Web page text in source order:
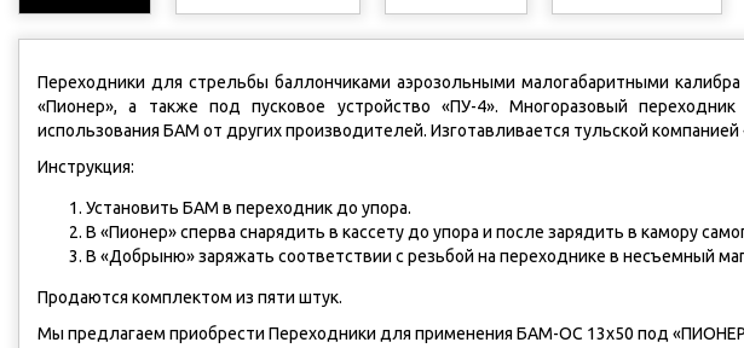
Переходники для стрельбы баллончиками аэрозольными малогабаритными
«Пионер», а также под пусковое устройство «ПУ-4». Многоразовый
использования БАМ от других производителей. Изготавливается тульской компанией
Инструкция:
Установить БАМ в переходник до упора.
В «Пионер» сперва снарядить в кассету до упора и после зарядить в камору
В «Добрыню» заряжать соответствии с резьбой на переходнике в несъемный
Продаются комплектом из пяти штук.
Мы предлагаем приобрести Переходники для применения БАМ-ОС 13х50 под